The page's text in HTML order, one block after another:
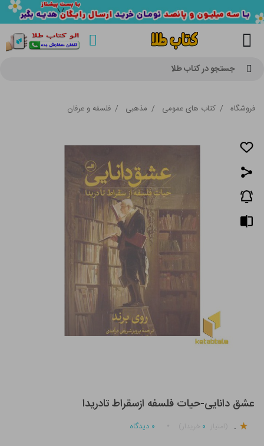
جستجو در کتاب طلا
فروشگاه / کتاب های عمومی / مذهبی / فلسفه و عرفان
عشق دانایی-حیات فلسفه ازسقراط تادریدا
. ۰ ۰ دیدگاه